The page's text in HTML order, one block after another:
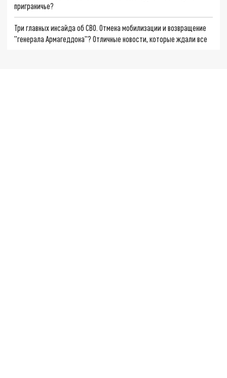
приграничье?
Три главных инсайда об СВО. Отмена мобилизации и возвращение
"генерала Армагеддона"? Отличные новости, которые ждали все